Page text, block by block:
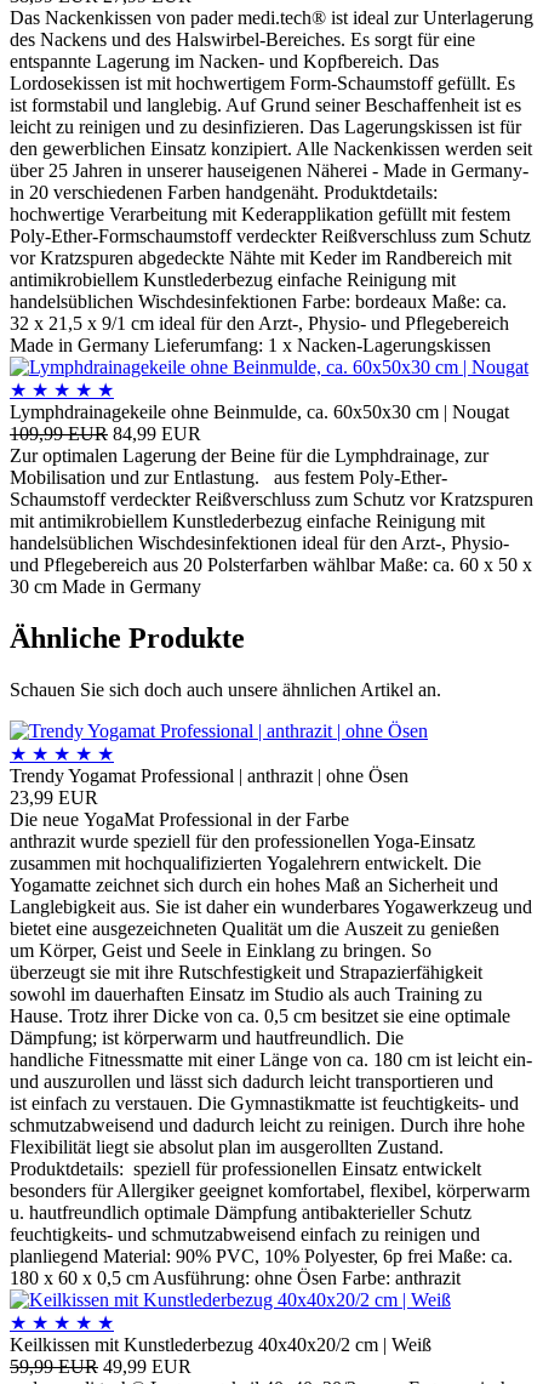
Das Nackenkissen von pader medi.tech® ist ideal zur Unterlagerung
des Nackens und des Halswirbel-Bereiches. Es sorgt für eine
entspannte Lagerung im Nacken- und Kopfbereich. Das
Lordosekissen ist mit hochwertigem Form-Schaumstoff gefüllt. Es
ist formstabil und langlebig. Auf Grund seiner Beschaffenheit ist es
leicht zu reinigen und zu desinfizieren. Das Lagerungskissen ist für
den gewerblichen Einsatz konzipiert. Alle Nackenkissen werden seit
über 25 Jahren in unserer hauseigenen Näherei - Made in Germany-
in 20 verschiedenen Farben handgenäht. Produktdetails:
hochwertige Verarbeitung mit Kederapplikation gefüllt mit festem
Poly-Ether-Formschaumstoff verdeckter Reißverschluss zum Schutz
vor Kratzspuren abgedeckte Nähte mit Keder im Randbereich mit
antimikrobiellem Kunstlederbezug einfache Reinigung mit
handelsüblichen Wischdesinfektionen Farbe: bordeaux Maße: ca.
32 x 21,5 x 9/1 cm ideal für den Arzt-, Physio- und Pflegebereich
Made in Germany Lieferumfang: 1 x Nacken-Lagerungskissen
★ ★ ★ ★ ★
Lymphdrainagekeile ohne Beinmulde, ca. 60x50x30 cm | Nougat
109,99 EUR 84,99 EUR
Zur optimalen Lagerung der Beine für die Lymphdrainage, zur
Mobilisation und zur Entlastung. aus festem Poly-Ether-
Schaumstoff verdeckter Reißverschluss zum Schutz vor Kratzspuren
mit antimikrobiellem Kunstlederbezug einfache Reinigung mit
handelsüblichen Wischdesinfektionen ideal für den Arzt-, Physio-
und Pflegebereich aus 20 Polsterfarben wählbar Maße: ca. 60 x 50 x
30 cm Made in Germany
Ähnliche Produkte
Schauen Sie sich doch auch unsere ähnlichen Artikel an.
★ ★ ★ ★ ★
Trendy Yogamat Professional | anthrazit | ohne Ösen
23,99 EUR
Die neue YogaMat Professional in der Farbe
anthrazit wurde speziell für den professionellen Yoga-Einsatz
zusammen mit hochqualifizierten Yogalehrern entwickelt. Die
Yogamatte zeichnet sich durch ein hohes Maß an Sicherheit und
Langlebigkeit aus. Sie ist daher ein wunderbares Yogawerkzeug und
bietet eine ausgezeichneten Qualität um die Auszeit zu genießen
um Körper, Geist und Seele in Einklang zu bringen. So
überzeugt sie mit ihre Rutschfestigkeit und Strapazierfähigkeit
sowohl im dauerhaften Einsatz im Studio als auch Training zu
Hause. Trotz ihrer Dicke von ca. 0,5 cm besitzet sie eine optimale
Dämpfung; ist körperwarm und hautfreundlich. Die
handliche Fitnessmatte mit einer Länge von ca. 180 cm ist leicht ein-
und auszurollen und lässt sich dadurch leicht transportieren und
ist einfach zu verstauen. Die Gymnastikmatte ist feuchtigkeits- und
schmutzabweisend und dadurch leicht zu reinigen. Durch ihre hohe
Flexibilität liegt sie absolut plan im ausgerollten Zustand.
Produktdetails: speziell für professionellen Einsatz entwickelt
besonders für Allergiker geeignet komfortabel, flexibel, körperwarm
u. hautfreundlich optimale Dämpfung antibakterieller Schutz
feuchtigkeits- und schmutzabweisend einfach zu reinigen und
planliegend Material: 90% PVC, 10% Polyester, 6p frei Maße: ca.
180 x 60 x 0,5 cm Ausführung: ohne Ösen Farbe: anthrazit
★ ★ ★ ★ ★
Keilkissen mit Kunstlederbezug 40x40x20/2 cm | Weiß
59,99 EUR 49,99 EUR